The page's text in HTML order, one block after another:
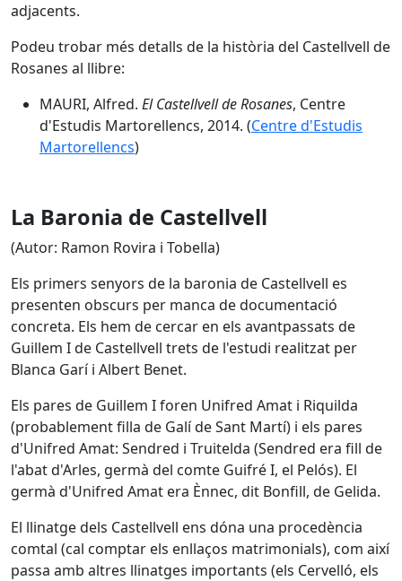
adjacents.
Podeu trobar més detalls de la història del Castellvell de
Rosanes al llibre:
MAURI, Alfred. El Castellvell de Rosanes, Centre
d'Estudis Martorellencs, 2014. (Centre d'Estudis
Martorellencs)
La Baronia de Castellvell
(Autor: Ramon Rovira i Tobella)
Els primers senyors de la baronia de Castellvell es
presenten obscurs per manca de documentació
concreta. Els hem de cercar en els avantpassats de
Guillem I de Castellvell trets de l'estudi realitzat per
Blanca Garí i Albert Benet.
Els pares de Guillem I foren Unifred Amat i Riquilda
(probablement filla de Galí de Sant Martí) i els pares
d'Unifred Amat: Sendred i Truitelda (Sendred era fill de
l'abat d'Arles, germà del comte Guifré I, el Pelós). El
germà d'Unifred Amat era Ènnec, dit Bonfill, de Gelida.
El llinatge dels Castellvell ens dóna una procedència
comtal (cal comptar els enllaços matrimonials), com així
passa amb altres llinatges importants (els Cervelló, els